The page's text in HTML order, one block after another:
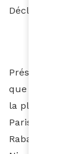
Déclare David
Présent aussi
que sur les
la plupart des
Paris, Lancôme,
Rabanne, Jean